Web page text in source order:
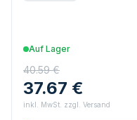
Auf Lager
40.59 €
37.67 €
inkl. MwSt. zzgl. Versand